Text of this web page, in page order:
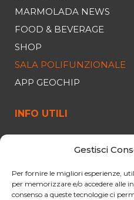
Gestisci
Per fornire le migliori esperienze,
per memorizzare e/o accedere alle
consenso a queste tecnologie ci
MARMOLADA NEWS
FOOD & BEVERAGE
SHOP
SALA POLIFUNZIONALE
APP GEOCHIP
INFO UTILI
ORARI E PREZZI
OFFERTE
PARCHEGGIO